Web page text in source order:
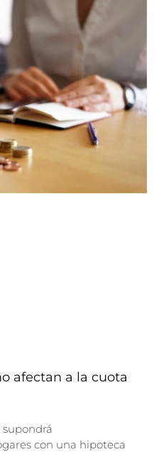
afectan a la cuota
con una hipoteca